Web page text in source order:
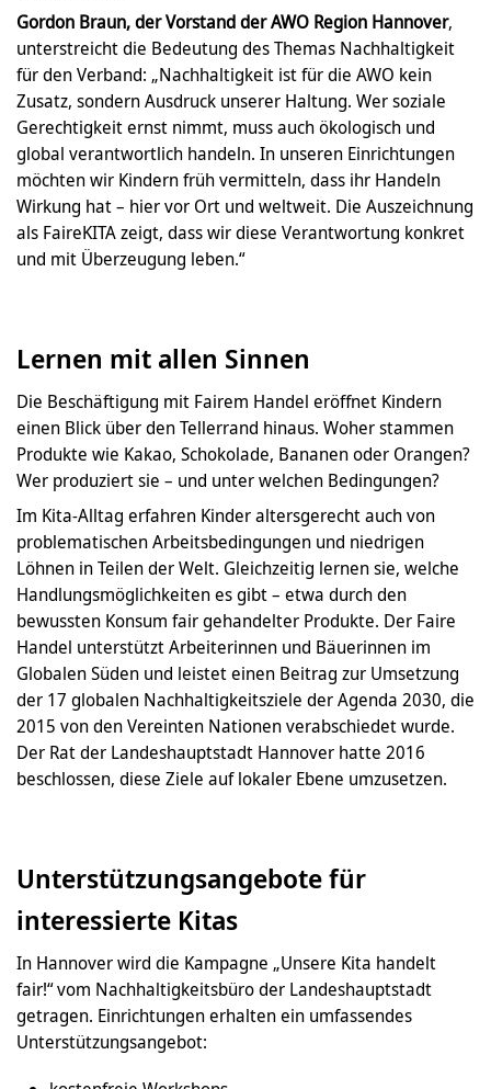
Gordon Braun, der Vorstand der AWO Region Hannover,
unterstreicht die Bedeutung des Themas Nachhaltigkeit
für den Verband: „Nachhaltigkeit ist für die AWO kein
Zusatz, sondern Ausdruck unserer Haltung. Wer soziale
Gerechtigkeit ernst nimmt, muss auch ökologisch und
global verantwortlich handeln. In unseren Einrichtungen
möchten wir Kindern früh vermitteln, dass ihr Handeln
Wirkung hat – hier vor Ort und weltweit. Die Auszeichnung
als FaireKITA zeigt, dass wir diese Verantwortung konkret
und mit Überzeugung leben.“
Lernen mit allen Sinnen
Die Beschäftigung mit Fairem Handel eröffnet Kindern
einen Blick über den Tellerrand hinaus. Woher stammen
Produkte wie Kakao, Schokolade, Bananen oder Orangen?
Wer produziert sie – und unter welchen Bedingungen?
Im Kita-Alltag erfahren Kinder altersgerecht auch von
problematischen Arbeitsbedingungen und niedrigen
Löhnen in Teilen der Welt. Gleichzeitig lernen sie, welche
Handlungsmöglichkeiten es gibt – etwa durch den
bewussten Konsum fair gehandelter Produkte. Der Faire
Handel unterstützt Arbeiterinnen und Bäuerinnen im
Globalen Süden und leistet einen Beitrag zur Umsetzung
der 17 globalen Nachhaltigkeitsziele der Agenda 2030, die
2015 von den Vereinten Nationen verabschiedet wurde.
Der Rat der Landeshauptstadt Hannover hatte 2016
beschlossen, diese Ziele auf lokaler Ebene umzusetzen.
Unterstützungsangebote für
interessierte Kitas
In Hannover wird die Kampagne „Unsere Kita handelt
fair!“ vom Nachhaltigkeitsbüro der Landeshauptstadt
getragen. Einrichtungen erhalten ein umfassendes
Unterstützungsangebot: